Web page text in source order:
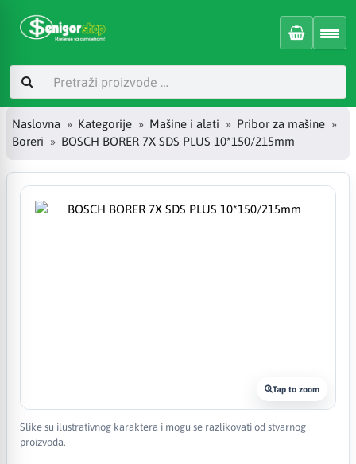
Naslovna Kategorije Mašine i alati
Pribor za mašine
Boreri
BOSCH BORER 7X SDS PLUS 10*150/215mm
Tap to zoom
Slike su ilustrativnog karaktera i mogu se razlikovati od stvarnog
proizvoda.